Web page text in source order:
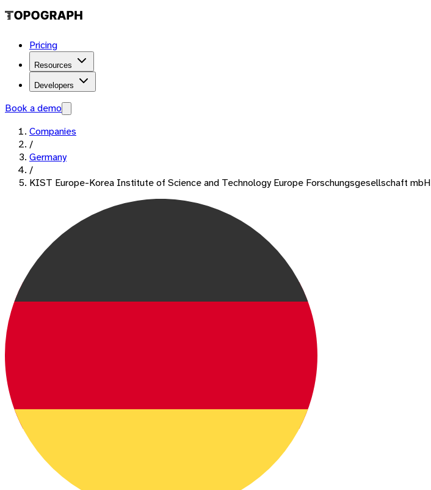
Pricing
Resources
Developers
Book a demo
Companies
/
Germany
/
KIST Europe-Korea Institute of Science and Technology Europe Forschungsgesellschaft mbH